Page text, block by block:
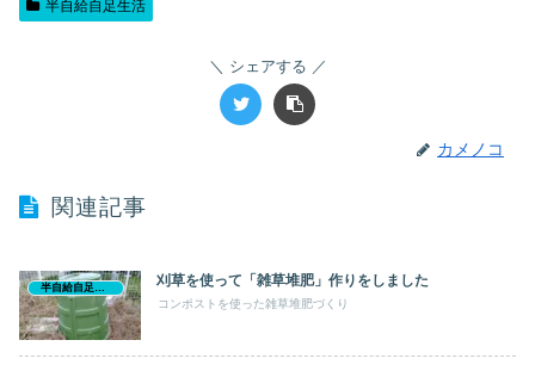
半自給自足生活
シェアする
カメノコ
関連記事
刈草を使って「雑草堆肥」作りをしました
コンポストを使った雑草堆肥づくり